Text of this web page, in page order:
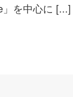
」を中心に [...]